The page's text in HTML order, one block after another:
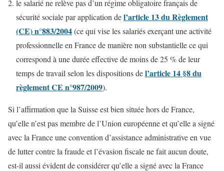
le salarié ne relève pas d’un régime obligatoire français de
sécurité sociale par application del’article 13 du Règlement
(CE) n°883/2004(ce qui vise les salariés exerçant une activité
professionnelle en France de manière non substantielle ce qui
correspond à une durée effective de moins de 25 % de leur
temps de travail selon les dispositions del’article 14 §8 du
règlement CE n°987/2009).
Si l’affirmation que la Suisse est bien située hors de France,
qu’elle n’est pas membre de l’Union européenne et qu’elle a signé
avec la France une convention d’assistance administrative en vue
de lutter contre la fraude et l’évasion fiscale ne fait aucun doute,
est-il aussi évident de considérer qu’elle a signé avec la France